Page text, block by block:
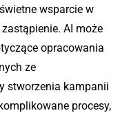
wsparcie w
AI może
opracowania
ze
stworzenia kampanii
procesy,